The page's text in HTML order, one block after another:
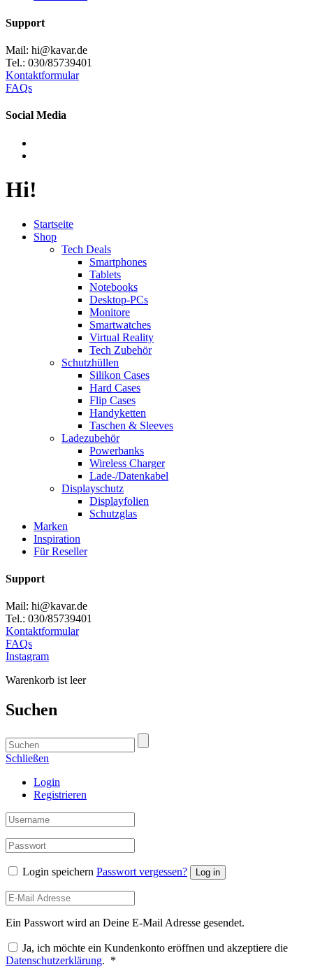
Support
Mail: hi@kavar.de
Tel.: 030/85739401
Kontaktformular
FAQs
Social Media
Hi!
Startseite
Shop
Tech Deals
Smartphones
Tablets
Notebooks
Desktop-PCs
Monitore
Smartwatches
Virtual Reality
Tech Zubehör
Schutzhüllen
Silikon Cases
Hard Cases
Flip Cases
Handyketten
Taschen & Sleeves
Ladezubehör
Powerbanks
Wireless Charger
Lade-/Datenkabel
Displayschutz
Displayfolien
Schutzglas
Marken
Inspiration
Für Reseller
Support
Mail: hi@kavar.de
Tel.: 030/85739401
Kontaktformular
FAQs
Instagram
Warenkorb ist leer
Suchen
Schließen
Login
Registrieren
Login speichern Passwort vergessen? Log in
Ein Passwort wird an Deine E-Mail Adresse gesendet.
Ja, ich möchte ein Kundenkonto eröffnen und akzeptiere die
Datenschutzerklärung. *